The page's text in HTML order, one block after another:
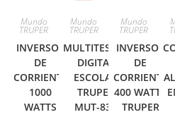
Mundo
TRUPER
INVERSOR
DE
CORRIENTE
1000
WATTS
Mundo
TRUPER
MULTITESTER
DIGITAL
ESCOLAR
TRUPER
MUT-830
Mundo
TRUPER
INVERSOR
DE
CORRIENTE
400 WATTS
TRUPER